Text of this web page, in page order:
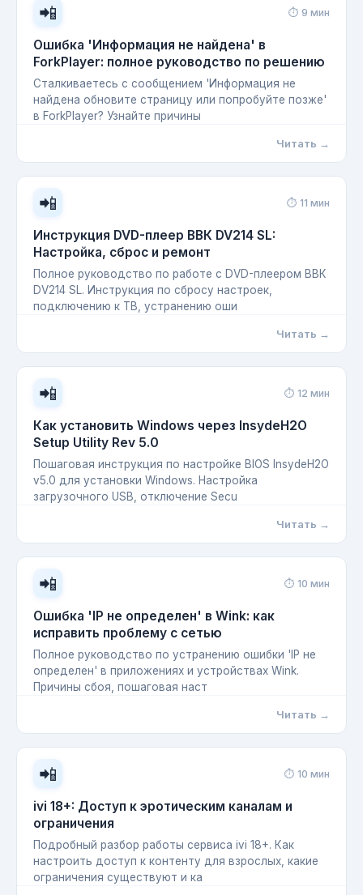
📲 ⏱ 9 мин
Ошибка 'Информация не найдена' в
ForkPlayer: полное руководство по решению
Сталкиваетесь с сообщением 'Информация не
найдена обновите страницу или попробуйте позже'
в ForkPlayer? Узнайте причины
Читать →
📲 ⏱ 11 мин
Инструкция DVD-плеер ВВК DV214 SL:
Настройка, сброс и ремонт
Полное руководство по работе с DVD-плеером ВВК
DV214 SL. Инструкция по сбросу настроек,
подключению к ТВ, устранению оши
Читать →
📲 ⏱ 12 мин
Как установить Windows через InsydeH2O
Setup Utility Rev 5.0
Пошаговая инструкция по настройке BIOS InsydeH2O
v5.0 для установки Windows. Настройка
загрузочного USB, отключение Secu
Читать →
📲 ⏱ 10 мин
Ошибка 'IP не определен' в Wink: как
исправить проблему с сетью
Полное руководство по устранению ошибки 'IP не
определен' в приложениях и устройствах Wink.
Причины сбоя, пошаговая наст
Читать →
📲 ⏱ 10 мин
ivi 18+: Доступ к эротическим каналам и
ограничения
Подробный разбор работы сервиса ivi 18+. Как
настроить доступ к контенту для взрослых, какие
ограничения существуют и ка